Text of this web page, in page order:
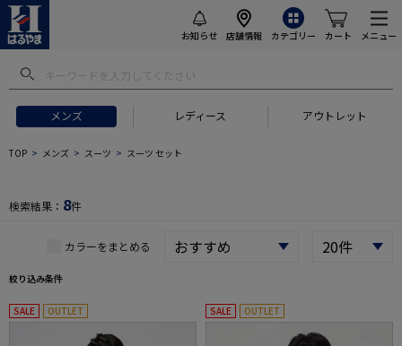
お知らせ 店舗情報 カテゴリー カート メニュー
メンズ レディース アウトレット
TOP メンズ スーツ スーツ セット
検索結果： 8件
カラーをまとめる
絞り込み条件
SALE OUTLET SALE OUTLET